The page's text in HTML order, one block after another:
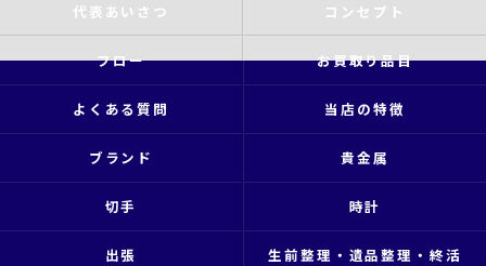
代表あいさつ コンセプト
フロー お買取り品目
よくある質問 当店の特徴
ブランド 貴金属
切手 時計
出張 生前整理・遺品整理・終活